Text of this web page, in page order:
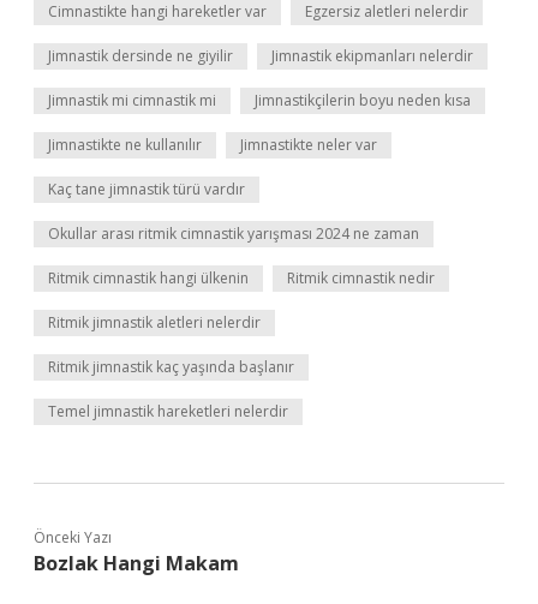
Cimnastikte hangi hareketler var Egzersiz aletleri nelerdir
Jimnastik dersinde ne giyilir Jimnastik ekipmanları nelerdir
Jimnastik mi cimnastik mi Jimnastikçilerin boyu neden kısa
Jimnastikte ne kullanılır Jimnastikte neler var
Kaç tane jimnastik türü vardır
Okullar arası ritmik cimnastik yarışması 2024 ne zaman
Ritmik cimnastik hangi ülkenin Ritmik cimnastik nedir
Ritmik jimnastik aletleri nelerdir
Ritmik jimnastik kaç yaşında başlanır
Temel jimnastik hareketleri nelerdir
Önceki Yazı
Bozlak Hangi Makam